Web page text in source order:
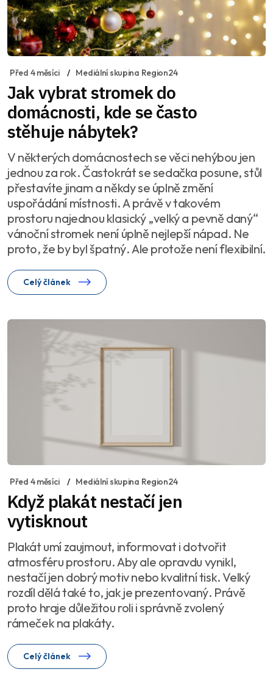
Před 4 měsíci Mediální skupina Region24
Jak vybrat stromek do
domácnosti, kde se často
stěhuje nábytek?
V některých domácnostech se věci nehýbou jen
jednou za rok. Častokrát se sedačka posune, stůl
přestavíte jinam a někdy se úplně změní
uspořádání místnosti. A právě v takovém
prostoru najednou klasický „velký a pevně daný“
vánoční stromek není úplně nejlepší nápad. Ne
proto, že by byl špatný. Ale protože není flexibilní.
Celý článek
Před 4 měsíci Mediální skupina Region24
Když plakát nestačí jen
vytisknout
Plakát umí zaujmout, informovat i dotvořit
atmosféru prostoru. Aby ale opravdu vynikl,
nestačí jen dobrý motiv nebo kvalitní tisk. Velký
rozdíl dělá také to, jak je prezentovaný. Právě
proto hraje důležitou roli i správně zvolený
rámeček na plakáty.
Celý článek